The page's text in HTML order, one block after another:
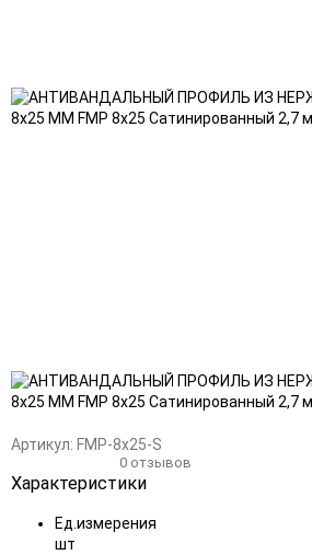
в
избранное
к
сравнению
Артикул: FMP-8x25-S
0 отзывов
Характеристики
Ед.измерения
шт